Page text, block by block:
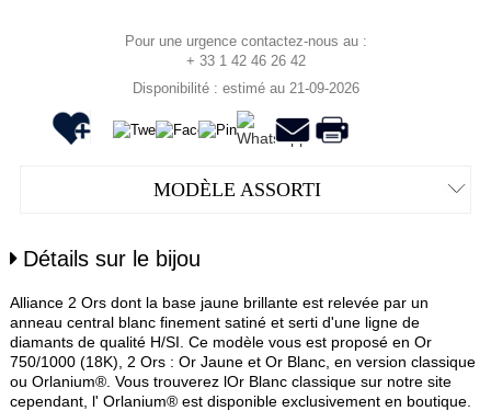
Pour une urgence contactez-nous au :
+ 33 1 42 46 26 42
Disponibilité : estimé au 21-09-2026
MODÈLE ASSORTI
Détails sur le bijou
Alliance 2 Ors dont la base jaune brillante est relevée par un
anneau central blanc finement satiné et serti d'une ligne de
diamants de qualité H/SI. Ce modèle vous est proposé en Or
750/1000 (18K), 2 Ors : Or Jaune et Or Blanc, en version classique
ou Orlanium®. Vous trouverez lOr Blanc classique sur notre site
cependant, l' Orlanium® est disponible exclusivement en boutique.